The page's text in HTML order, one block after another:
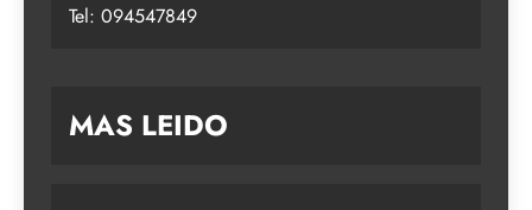
Tel: 094547849
MAS LEIDO